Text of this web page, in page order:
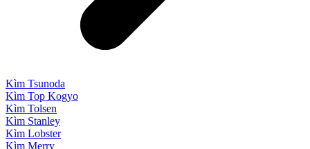
Kìm Tsunoda
Kìm Top Kogyo
Kìm Tolsen
Kìm Stanley
Kìm Lobster
Kìm Merry